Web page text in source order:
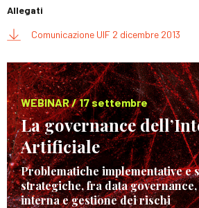
Allegati
Comunicazione UIF 2 dicembre 2013
WEBINAR / 17 settembre
La governance
Artificiale
Problematiche implementative e
strategiche, fra data
interna e gestione dei rischi